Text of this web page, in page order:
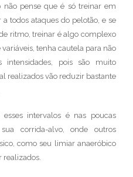
não pense que é só treinar em
todos ataques do pelotão, e se
ritmo, treinar é algo complexo
tenha cautela para não
intensidades, pois são muito
realizados vão reduzir bastante
intervalos é nas poucas
corrida-alvo, onde outros
como seu limiar anaeróbico
realizados.